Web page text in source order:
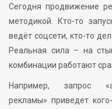
Сегодня продвижение
методикой. Кто-то
ведёт соцсети, кто-то
Реальная сила – на
комбинации работают
Например, запрос
рекламы» приведет